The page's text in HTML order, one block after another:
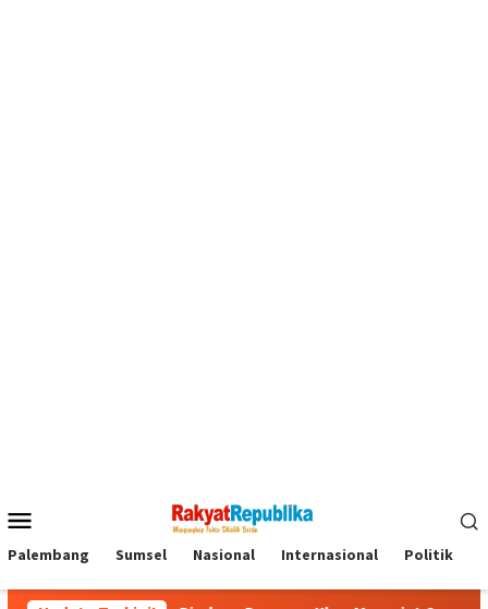
Mobile
Palembang Sumsel Nasional Internasional Politik